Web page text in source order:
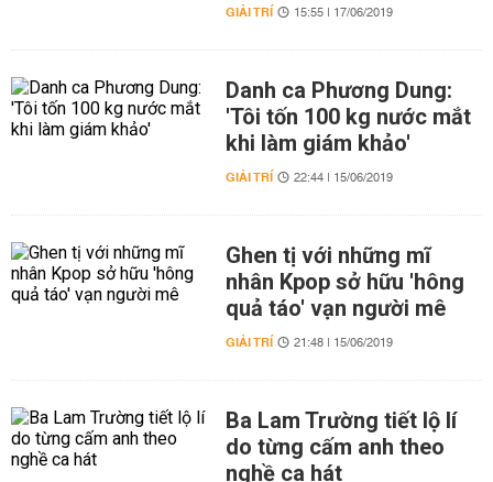
GIẢI TRÍ 15:55 | 17/06/2019
Danh ca Phương Dung:
'Tôi tốn 100 kg nước mắt
khi làm giám khảo'
GIẢI TRÍ 22:44 | 15/06/2019
Ghen tị với những mĩ
nhân Kpop sở hữu 'hông
quả táo' vạn người mê
GIẢI TRÍ 21:48 | 15/06/2019
Ba Lam Trường tiết lộ lí
do từng cấm anh theo
nghề ca hát